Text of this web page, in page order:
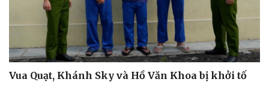
Vua Quạt, Khánh Sky và Hồ Văn Khoa bị khởi tố